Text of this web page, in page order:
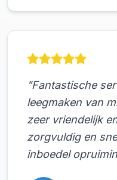
"Fantastische
leegmaken van
zeer vriendelijk
zorgvuldig en
inboedel